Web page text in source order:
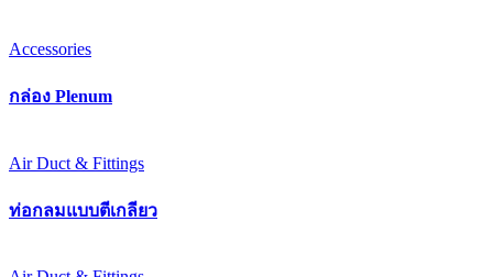
Accessories
กล่อง Plenum
Air Duct & Fittings
ท่อกลมแบบตีเกลียว